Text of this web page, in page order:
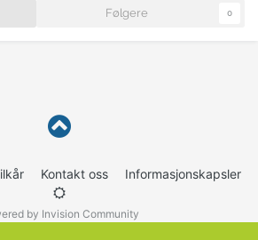
Følgere 0
Kontakt oss Informasjonskapsler
by Invision Community